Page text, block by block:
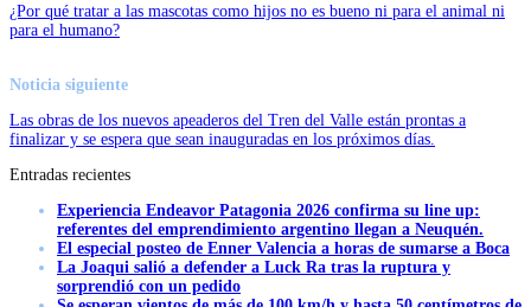
¿Por qué tratar a las mascotas como hijos no es bueno ni para el animal ni
para el humano?
Noticia siguiente
Las obras de los nuevos apeaderos del Tren del Valle están prontas a
finalizar y se espera que sean inauguradas en los próximos días.
Entradas recientes
Experiencia Endeavor Patagonia 2026 confirma su line up:
referentes del emprendimiento argentino llegan a Neuquén.
El especial posteo de Enner Valencia a horas de sumarse a Boca
La Joaqui salió a defender a Luck Ra tras la ruptura y
sorprendió con un pedido